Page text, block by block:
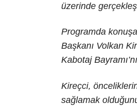
üzerinde
Programda
Başkanı Volkan
Kabotaj
Kireçci,
sağlamak